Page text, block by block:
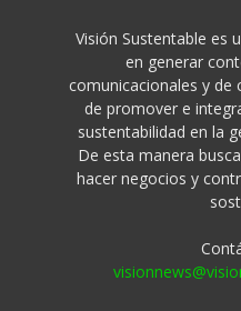
Visión Sustentable es
en generar
comunicacionales y
de promover e
sustentabilidad en la
De esta manera
hacer negocios y